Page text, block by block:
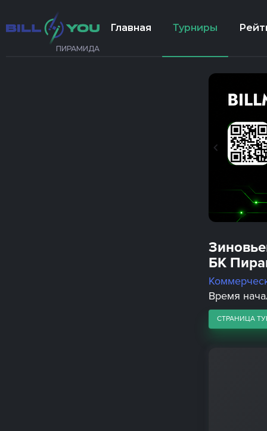
ПИРАМИДА
Главная Турниры
БК
Время
СТРАНИЦА